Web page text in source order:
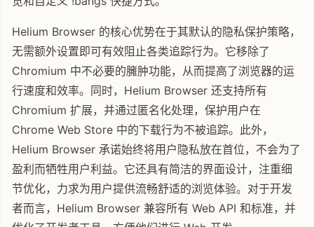
Helium Browser 的核心优势在于其默认的隐私保护策略，
无需额外设置即可有效阻止各类追踪行为。它移除了
Chromium 中不必要的臃肿功能，从而提高了浏览器的运
行速度和效率。同时，Helium Browser 还支持所有
Chromium 扩展，并通过匿名化处理，保护用户在
Chrome Web Store 中的下载行为不被追踪。此外，
Helium Browser 承诺始终将用户隐私放在首位，不会为了
盈利而牺牲用户利益。它还具有简洁的界面设计，注重细
节优化，力求为用户提供流畅舒适的浏览体验。对于开发
者而言，Helium Browser 兼容所有 Web API 和标准，并